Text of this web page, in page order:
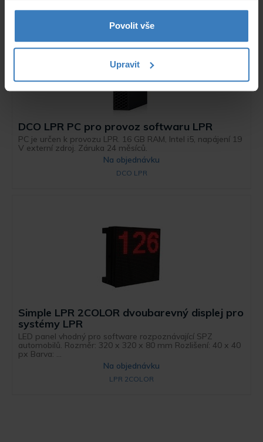
Povolit vše
Upravit
DCO LPR PC pro provoz softwaru LPR
PC je určen k provozu LPR. 16 GB RAM, Intel i5, napájení 19
V externí zdroj. Záruka 24 měsíců.
Na objednávku
DCO LPR
Simple LPR 2COLOR dvoubarevný displej pro
systémy LPR
LED panel vhodný pro software rozpoznávající SPZ
automobilů. Rozměr: 320 x 320 x 80 mm Rozlišení: 40 x 40
px Barva: ...
Na objednávku
LPR 2COLOR